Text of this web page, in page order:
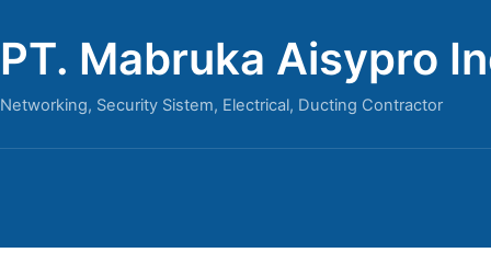
PT. Mabruka Aisypro
Networking, Security Sistem, Electrical, Ducting Contractor